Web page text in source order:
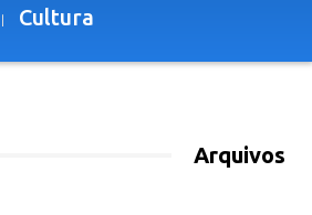
Cultura
Arquivos